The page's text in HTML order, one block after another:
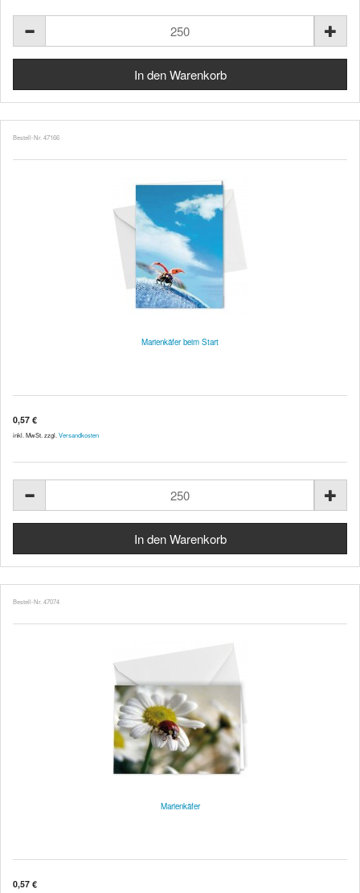
Bestell-Nr. 47166
Marienkäfer beim Start
0,57 €
inkl. MwSt. zzgl. Versandkosten
Bestell-Nr. 47074
Marienkäfer
0,57 €